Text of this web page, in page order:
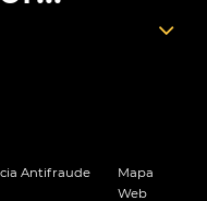
Antifraude
Mapa
Web